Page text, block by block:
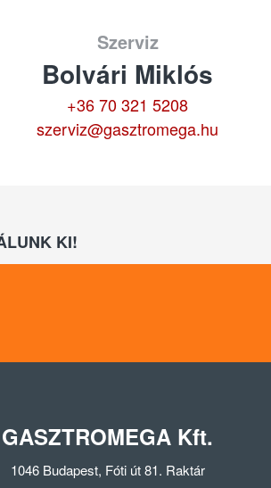
Szerviz
Bolvári Miklós
+36 70 321 5208
szerviz@gasztromega.hu
KI!
GASZTROMEGA Kft.
1046 Budapest, Fóti út 81. Raktár